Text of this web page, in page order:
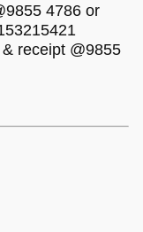
4786 or
receipt @9855